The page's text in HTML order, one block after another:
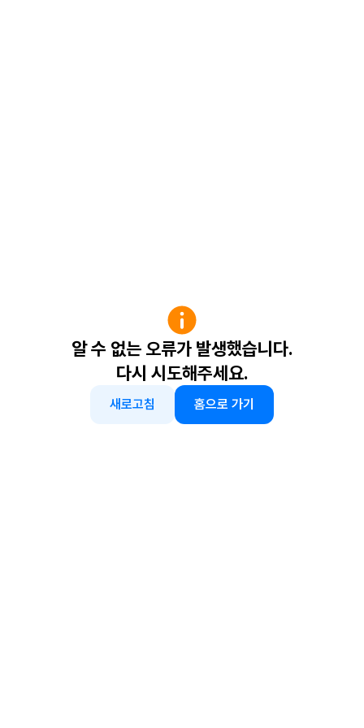
알 수 없는 오류가 발생했습니다.
다시 시도해주세요.
새로고침 홈으로 가기